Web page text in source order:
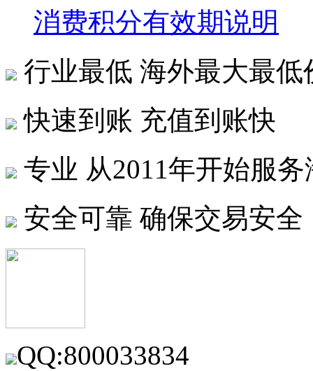
消费积分有效期说明
行业最低 海外最大最低
快速到账 充值到账快
专业 从2011年开始服
安全可靠 确保交易安全
QQ:800033834